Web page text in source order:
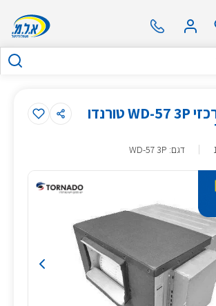
מזגן מיני מרכזי WD-57 3P טורנדו
דגם: WD-57 3P